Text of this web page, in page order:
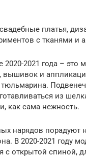
платья,
с тканями и
2020-2021 года – это
вышивок и
из
как сама нежность.
нарядов порадуют
В 2020-2021 году
с открытой спиной,